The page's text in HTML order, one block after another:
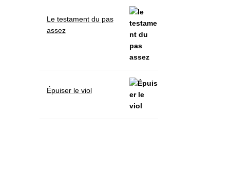
Le testament du pas
assez
Épuiser le viol